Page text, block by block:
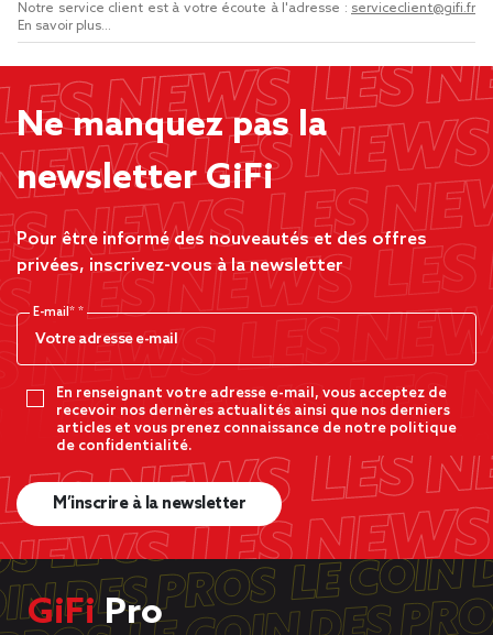
Notre service client est à votre écoute à l'adresse : serviceclient@gifi.fr
En savoir plus...
Ne manquez pas la
newsletter GiFi
Pour être informé des nouveautés et des offres
privées, inscrivez-vous à la newsletter
E-mail*
En renseignant votre adresse e-mail, vous acceptez de
recevoir nos dernères actualités ainsi que nos derniers
articles et vous prenez connaissance de notre politique
de confidentialité.
M’inscrire à la newsletter
GiFiPro